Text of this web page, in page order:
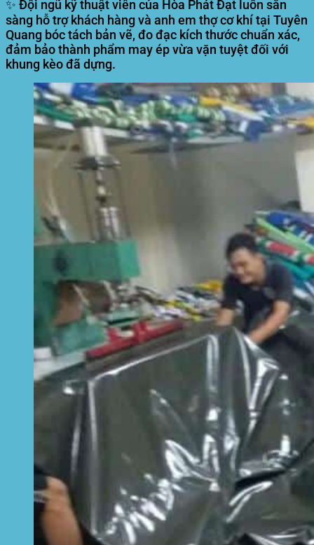
✨ Đội ngũ kỹ thuật viên của Hòa Phát Đạt luôn sẵn
sàng hỗ trợ khách hàng và anh em thợ cơ khí tại Tuyên
Quang bóc tách bản vẽ, đo đạc kích thước chuẩn xác,
đảm bảo thành phẩm may ép vừa vặn tuyệt đối với
khung kèo đã dựng.